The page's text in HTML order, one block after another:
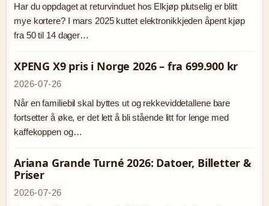
Har du oppdaget at returvinduet hos Elkjøp plutselig er blitt
mye kortere? I mars 2025 kuttet elektronikkjeden åpent kjøp
fra 50 til 14 dager…
XPENG X9 pris i Norge 2026 – fra 699.900 kr
2026-07-26
Når en familiebil skal byttes ut og rekkeviddetallene bare
fortsetter å øke, er det lett å bli stående litt for lenge med
kaffekoppen og…
Ariana Grande Turné 2026: Datoer, Billetter &
Priser
2026-07-26